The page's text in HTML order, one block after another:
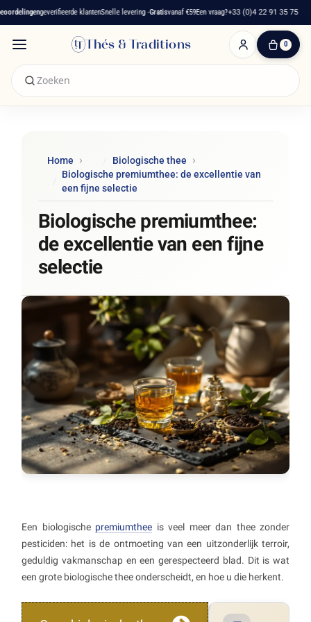
geverifieerde klantenSnelle levering -Gratisvanaf €59Een vraag?+33 (0)4 22 91 35 75
Thés & Traditions 0
0
Home
Biologische thee
Biologische premiumthee: de excellentie van
een fijne selectie
Biologische premiumthee:
de excellentie van een fijne
selectie
Een biologische premiumthee is veel meer dan thee zonder
pesticiden: het is de ontmoeting van een uitzonderlijk terroir,
geduldig vakmanschap en een gerespecteerd blad. Dit is wat
een grote biologische thee onderscheidt, en hoe u die herkent.